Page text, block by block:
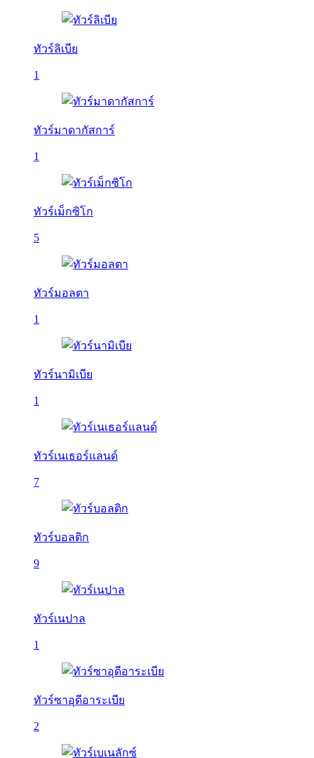
ทัวร์ลิเบีย
1
ทัวร์มาดากัสการ์
1
ทัวร์เม็กซิโก
5
ทัวร์มอลตา
1
ทัวร์นามิเบีย
1
ทัวร์เนเธอร์แลนด์
7
ทัวร์บอลติก
9
ทัวร์เนปาล
1
ทัวร์ซาอุดีอาระเบีย
2